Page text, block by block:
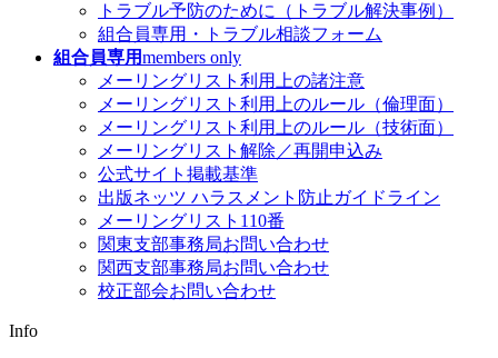
トラブル予防のために（トラブル解決事例）
組合員専用・トラブル相談フォーム
組合員専用members only
メーリングリスト利用上の諸注意
メーリングリスト利用上のルール（倫理面）
メーリングリスト利用上のルール（技術面）
メーリングリスト解除／再開申込み
公式サイト掲載基準
出版ネッツ ハラスメント防止ガイドライン
メーリングリスト110番
関東支部事務局お問い合わせ
関西支部事務局お問い合わせ
校正部会お問い合わせ
Info